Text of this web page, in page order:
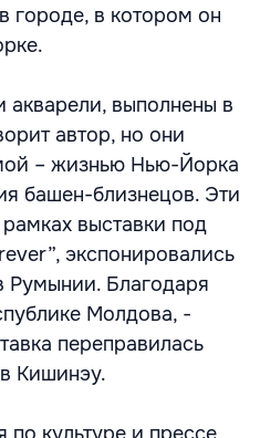
городе, в котором он
акварели, выполнены в
автор, но они
– жизнью Нью-Йорка
башен-близнецов. Эти
выставки под
экспонировались
Румынии. Благодаря
Молдова, -
переправилась
Кишинэу.